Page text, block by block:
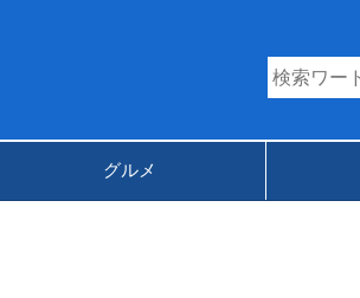
グルメ